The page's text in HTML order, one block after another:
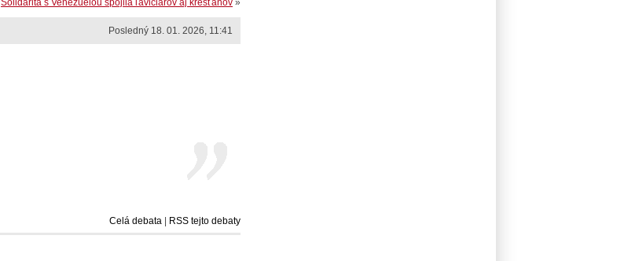
Solidarita s Venezuelou spojila ľavičiarov aj kresťanov »
Posledný 18. 01. 2026, 11:41
Celá debata RSS tejto debaty